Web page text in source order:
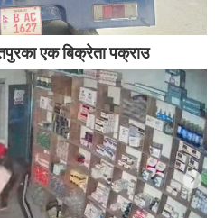
एक बिक्रेता पक्राउ